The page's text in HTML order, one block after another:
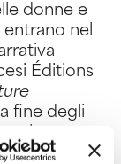
donne e
nel
Éditions
fine degli